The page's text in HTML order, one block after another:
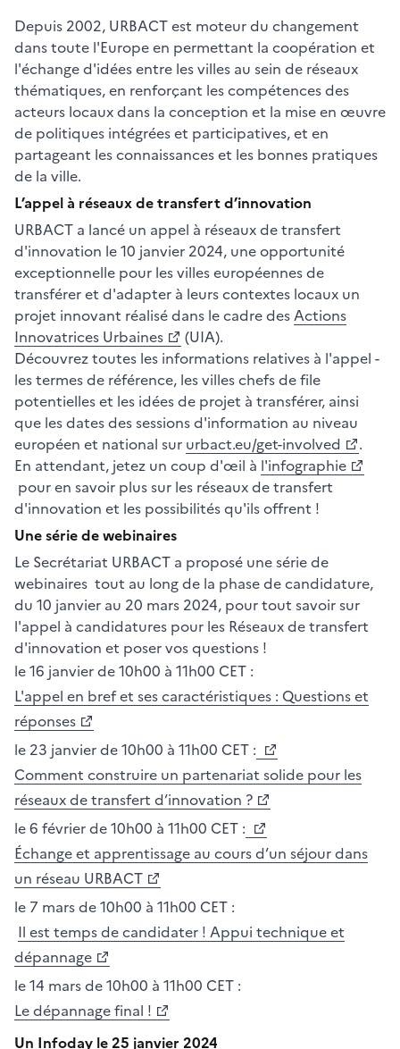
Depuis 2002, URBACT est moteur du changement
dans toute l'Europe en permettant la coopération et
l'échange d'idées entre les villes au sein de réseaux
thématiques, en renforçant les compétences des
acteurs locaux dans la conception et la mise en œuvre
de politiques intégrées et participatives, et en
partageant les connaissances et les bonnes pratiques
de la ville.
L’appel à réseaux de transfert d’innovation
URBACT a lancé un appel à réseaux de transfert
d'innovation le 10 janvier 2024, une opportunité
exceptionnelle pour les villes européennes de
transférer et d'adapter à leurs contextes locaux un
projet innovant réalisé dans le cadre desActions
Innovatrices Urbaines
(UIA).
Découvrez toutes les informations relatives à l'appel -
les termes de référence, les villes chefs de file
potentielles et les idées de projet à transférer, ainsi
que les dates des sessions d'information au niveau
européen et national sur urbact.eu/get-involved
.
En attendant, jetez un coup d'œil à l'infographie
pour en savoir plus sur les réseaux de transfert
d'innovation et les possibilités qu'ils offrent !
Une série de webinaires
Le Secrétariat URBACT a proposé une série de
webinaires tout au long de la phase de candidature,
du 10 janvier au 20 mars 2024, pour tout savoir sur
l'appel à candidatures pour les Réseaux de transfert
d'innovation et poser vos questions !
le 16 janvier de 10h00 à 11h00 CET :
L'appel en bref et ses caractéristiques : Questions et
réponses
le 23 janvier de 10h00 à 11h00 CET :
Comment construire un partenariat solide pour les
réseaux de transfert d’innovation ?
le 6 février de 10h00 à 11h00 CET :
Échange et apprentissage au cours d’un séjour dans
un réseau URBACT
le 7 mars de 10h00 à 11h00 CET :
Il est temps de candidater ! Appui technique et
dépannage
le 14 mars de 10h00 à 11h00 CET :
Le dépannage final !
Un Infoday le 25 janvier 2024